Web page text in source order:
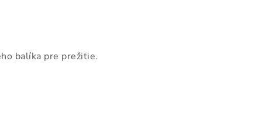
balíka pre prežitie.